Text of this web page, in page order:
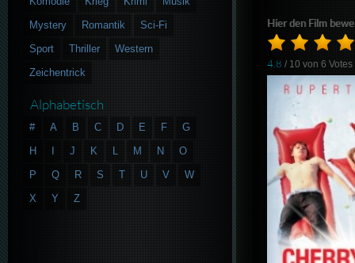
Hier den Film
4.8 / 10 von6 Votes
Mystery
Romantik
Sci-Fi
Sport
Thriller
Western
Zeichentrick
Alphabetisch
# A B C D E F
G
H
J K L M N
O
P
Q R S T U V
W
X
Y Z